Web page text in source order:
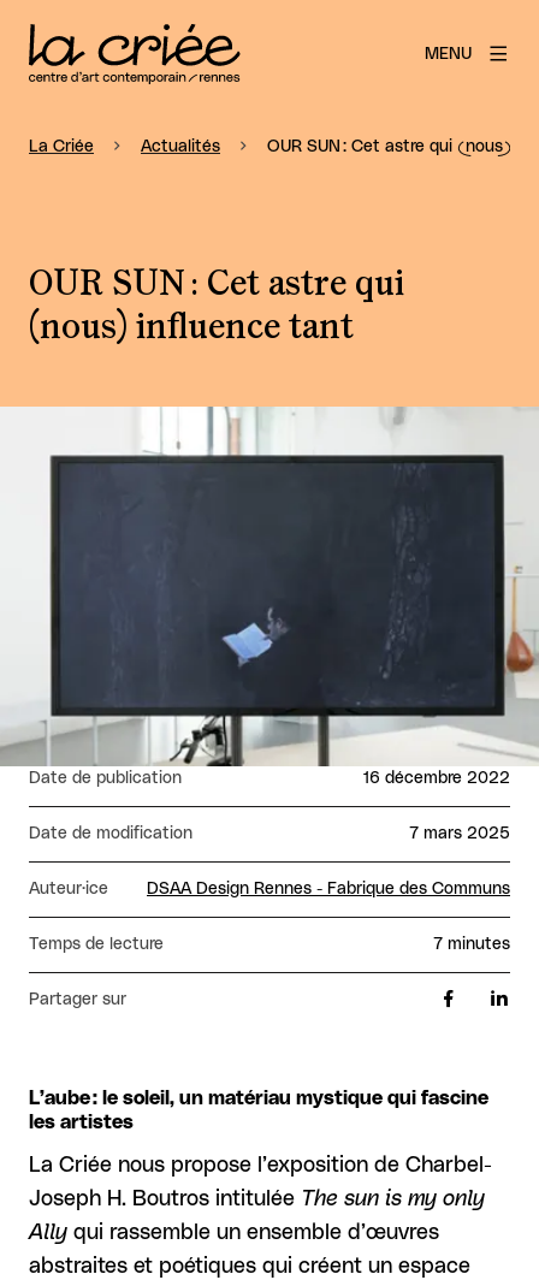
MENU
La Criée Actualités OUR SUN : Cet astre qui (nous)
OUR SUN : Cet astre qui
(nous) influence tant
Date de publication 16 décembre 2022
Date de modification 7 mars 2025
Auteur·ice DSAA Design Rennes - Fabrique des Communs
Temps de lecture 7 minutes
Partager sur
L’aube : le soleil, un matériau mystique qui fascine
les artistes
La Criée nous propose l’exposition de Charbel-
Joseph H. Boutros intitulée The sun is my only
Ally qui rassemble un ensemble d’œuvres
abstraites et poétiques qui créent un espace